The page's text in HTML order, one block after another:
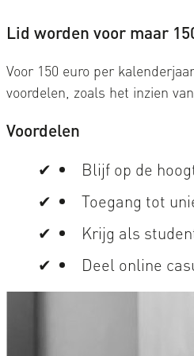
Lid worden voor maar
Voor 150 euro per
voordelen, zoals het inzien
Voordelen
Blijf op de
Toegang tot
Krijg als
Deel online